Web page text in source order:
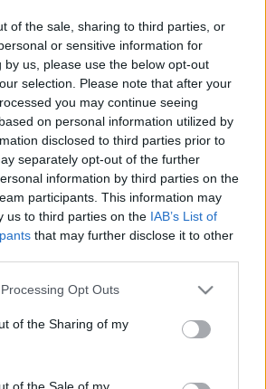
of the sale, sharing to third parties, or
or sensitive information for
by us, please use the below opt-out
selection. Please note that after your
you may continue seeing
on personal information utilized by
disclosed to third parties prior to
separately opt-out of the further
information by third parties on the
participants. This information may
us to third parties on the IAB’s List of
that may further disclose it to other
website/app uses one or more Google
or usage behaviour. You may click to
to Google and its third-party tags to
specified purposes in below Google
Opt Outs
of the Sharing of my
of the Sale of my
életszeretet, örök kíváncsiság
zeneszerzőt. Aki egy kicsit is
vele, valószínűleg gyorsan
jut. Az 1947-ben született,
Életműdíjas művésszel
eldöntött sorsról, a mély…